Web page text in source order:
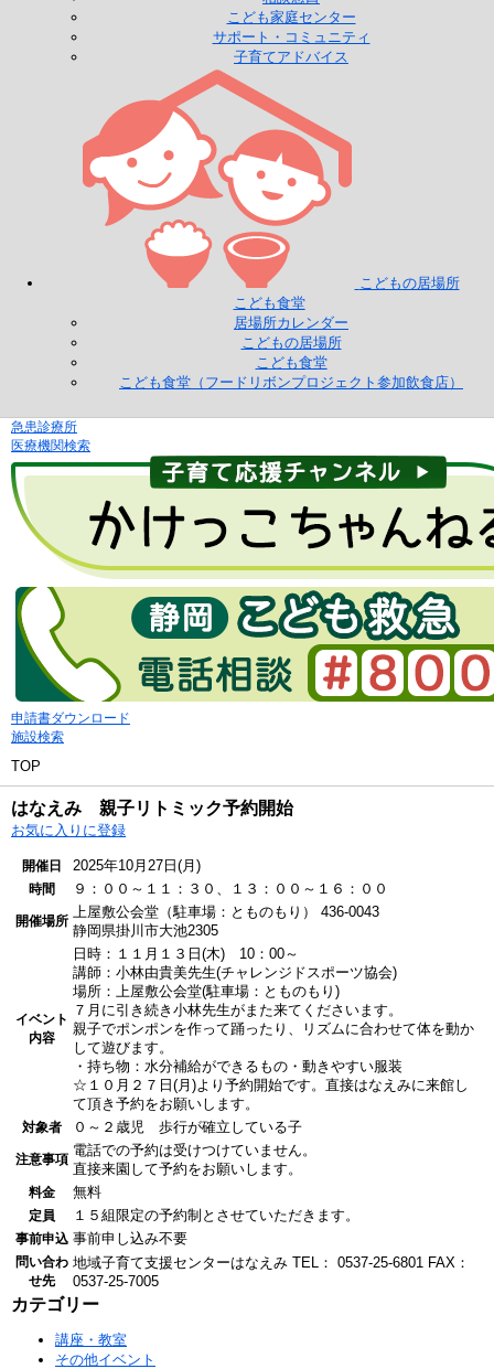
こども家庭センター
サポート・コミュニティ
子育てアドバイス
こどもの居場所
こども食堂
居場所カレンダー
こどもの居場所
こども食堂
こども食堂（フードリボンプロジェクト参加飲食店）
急患診療所
医療機関検索
申請書ダウンロード
施設検索
TOP
はなえみ 親子リトミック予約開始
お気に入りに登録
開催日 2025年10月27日(月)
時間 ９：００～１１：３０、１３：００～１６：００
開催場所
上屋敷公会堂（駐車場：とものもり）
436-0043
静岡県掛川市大池2305
イベント
内容
日時：１１月１３日(木) 10：00～
講師：小林由貴美先生(チャレンジドスポーツ協会)
場所：上屋敷公会堂(駐車場：とものもり)
７月に引き続き小林先生がまた来てくださいます。
親子でポンポンを作って踊ったり、リズムに合わせて体を動か
して遊びます。
・持ち物：水分補給ができるもの・動きやすい服装
☆１０月２７日(月)より予約開始です。直接はなえみに来館し
て頂き予約をお願いします。
対象者 ０～２歳児 歩行が確立している子
注意事項
電話での予約は受けつけていません。
直接来園して予約をお願いします。
料金 無料
定員 １５組限定の予約制とさせていただきます。
事前申込 事前申し込み不要
問い合わ
せ先
地域子育て支援センターはなえみ TEL： 0537-25-6801 FAX：
0537-25-7005
カテゴリー
講座・教室
その他イベント